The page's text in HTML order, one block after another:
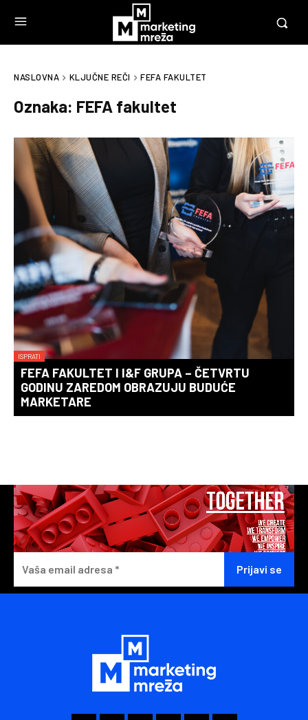
NASLOVNA KLJUČNE REČI FEFA FAKULTET
Oznaka: FEFA fakultet
ISPRATI
FEFA FAKULTET I I&F GRUPA – ČETVRTU
GODINU ZAREDOM OBRAZUJU BUDUĆE
MARKETARE